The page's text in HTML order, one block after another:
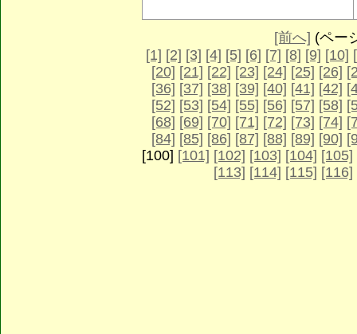
[前へ] (ペー
[1] [2] [3] [4] [5] [6] [7] [8] [9] [10]
[20] [21] [22] [23] [24] [25] [26]
[36] [37] [38] [39] [40] [41] [42]
[52] [53] [54] [55] [56] [57] [58]
[68] [69] [70] [71] [72] [73] [74]
[84] [85] [86] [87] [88] [89] [90]
[100] [101] [102] [103] [104] [105]
[113] [114] [115] [116]